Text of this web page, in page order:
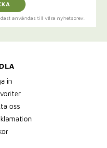
användas till våra nyhetsbrev.
in
oss